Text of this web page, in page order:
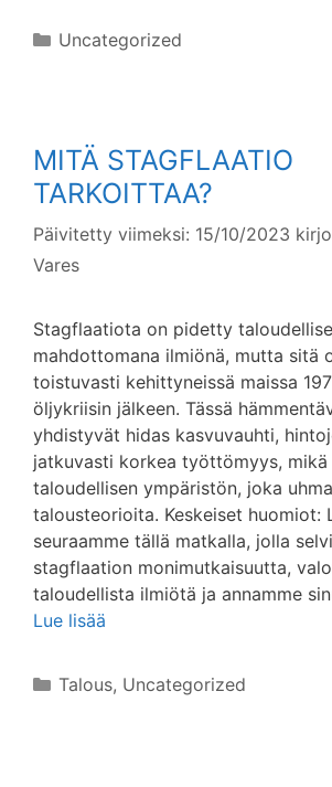
Kategoriat
Uncategorized
MITÄ STAGFLAATIO
TARKOITTAA?
Päivitetty viimeksi: 15/10/2023
Vares
Stagflaatiota on pidetty
mahdottomana ilmiönä, mutta sitä
toistuvasti kehittyneissä maissa
öljykriisin jälkeen. Tässä
yhdistyvät hidas kasvuvauhti,
jatkuvasti korkea työttömyys, mikä
taloudellisen ympäristön, joka
talousteorioita. Keskeiset huomiot:
seuraamme tällä matkalla, jolla
stagflaation monimutkaisuutta,
taloudellista ilmiötä ja annamme
Lue lisää
Kategoriat
Talous, Uncategorized